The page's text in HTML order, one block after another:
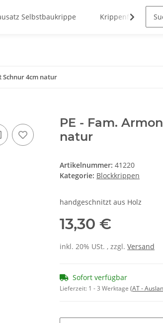
Selbstbaukrippe Krippenfiguren
Schnur 4cm natur
PE - Fam.
natur
Artikelnummer: 41220
Kategorie: Blockkrippen
handgeschnitzt aus Holz
13,30 €
inkl. 20% USt. , zzgl. Versand
Sofort verfügbar
Lieferzeit: 1 - 3 Werktage (AT -